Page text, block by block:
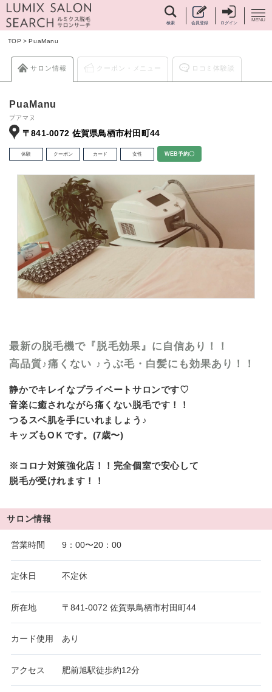
検索 会員登録 ログイン
TOP >PuaManu
サロン情報 クーポン・メニュー ロコミ体験談
PuaManu
プアマヌ
〒841-0072 佐賀県鳥栖市村田町44
体験 クーポン カード 女性 WEB予約〇
最新の脱毛機で『脱毛効果』に自信あり！！
高品質♪痛くない ♪うぶ毛・白髪にも効果あり！！
静かでキレイなプライベートサロンです♡
音楽に癒されながら痛くない脱毛です！！
つるスベ肌を手にいれましょう♪
キッズもOＫです。(7歳〜)
※コロナ対策強化店！！完全個室で安心して
脱毛が受けれます！！
サロン情報
営業時間 9：00〜20：00
定休日 不定休
所在地 〒841-0072 佐賀県鳥栖市村田町44
カード使用 あり
アクセス 肥前旭駅徒歩約12分